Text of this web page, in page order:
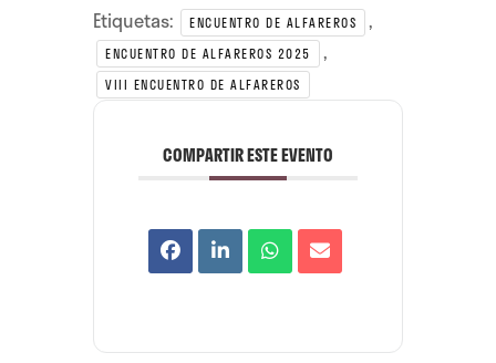
Etiquetas: ENCUENTRO DE ALFAREROS ,
ENCUENTRO DE ALFAREROS 2025 ,
VIII ENCUENTRO DE ALFAREROS
COMPARTIR ESTE EVENTO